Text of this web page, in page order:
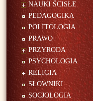
NAUKI ŚCISŁE
PEDAGOGIKA
POLITOLOGIA
PRAWO
PRZYRODA
PSYCHOLOGIA
RELIGIA
SŁOWNIKI
SOCJOLOGIA